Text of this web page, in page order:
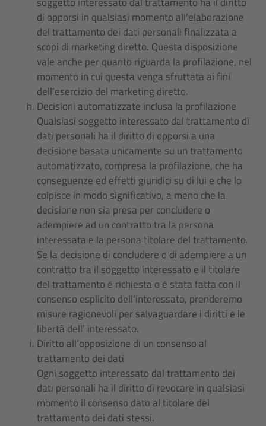
di opporsi in qualsiasi momento all’elaborazione
del trattamento dei dati personali finalizzata a
scopi di marketing diretto. Questa disposizione
vale anche per quanto riguarda la profilazione, nel
momento in cui questa venga sfruttata ai fini
dell’esercizio del marketing diretto.
Decisioni automatizzate inclusa la profilazione
Qualsiasi soggetto interessato dal trattamento di
dati personali ha il diritto di opporsi a una
decisione basata unicamente su un trattamento
automatizzato, compresa la profilazione, che ha
conseguenze ed effetti giuridici su di lui e che lo
colpisce in modo significativo, a meno che la
decisione non sia presa per concludere o
adempiere ad un contratto tra la persona
interessata e la persona titolare del trattamento.
Se la decisione di concludere o di adempiere a un
contratto tra il soggetto interessato e il titolare
del trattamento è richiesta o è stata fatta con il
consenso esplicito dell’interessato, prenderemo
misure ragionevoli per salvaguardare i diritti e le
libertà dell’ interessato.
Diritto all’opposizione di un consenso al
trattamento dei dati
Ogni soggetto interessato dal trattamento dei
dati personali ha il diritto di revocare in qualsiasi
momento il consenso dato al titolare del
trattamento dei dati stessi.